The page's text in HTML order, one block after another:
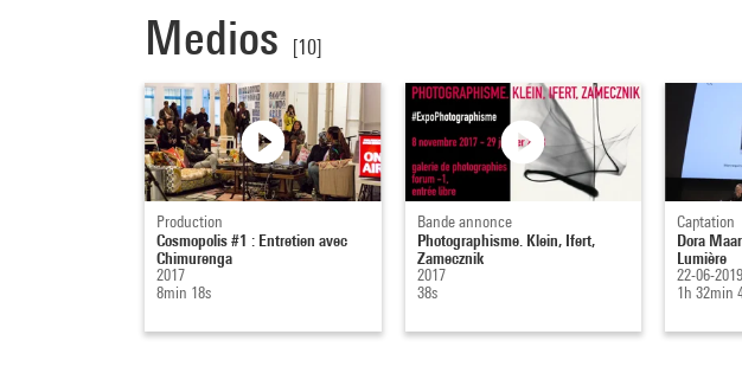
Medios [10]
Production
Cosmopolis #1 : Entretien avec
Chimurenga
2017
8min 18s
Bande annonce
Photographisme. Klein, Ifert,
Zamecznik
2017
38s
Captation
Dora
Lumière
22-06-2019
1h 32min